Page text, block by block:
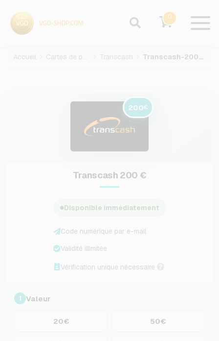
0
Accueil Cartes de paiement Transcash Transcash-200-EUR
200€
Transcash 200 €
Disponible immédiatement
Code numérique par e-mail
Validité illimitée
Vérification unique nécessaire
1 Valeur
20€ 50€